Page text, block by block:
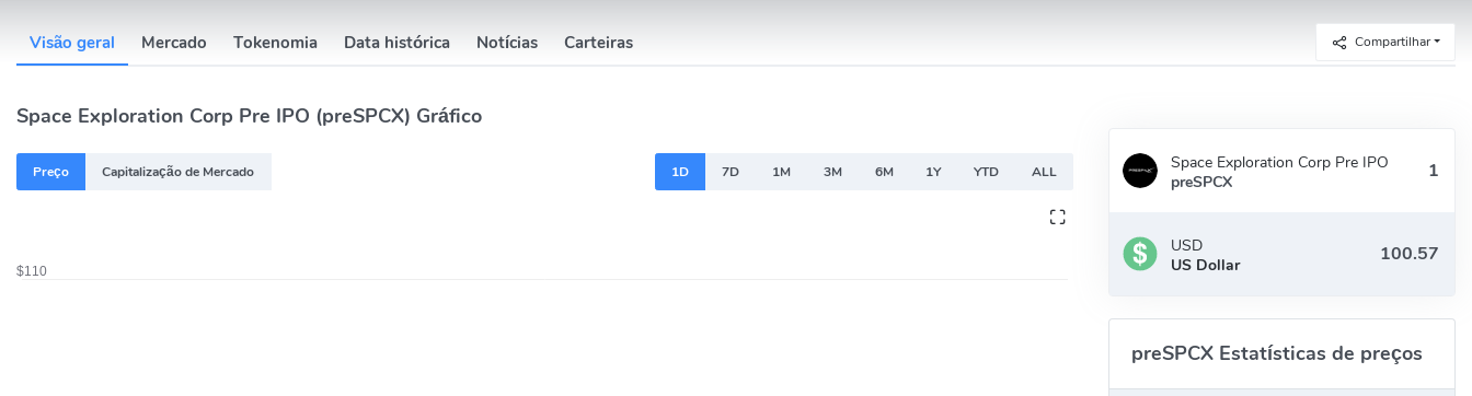
Visão geral Mercado Tokenomia Data histórica Notícias Carteiras Compartilhar
Space Exploration Corp Pre IPO (preSPCX) Gráfico
Preço Capitalização de Mercado 1D 7D 1M 3M 6M 1Y YTD ALL
Space Exploration Corp Pre IPO
preSPCX
USD
US Dollar
preSPCX Estatísticas de preços